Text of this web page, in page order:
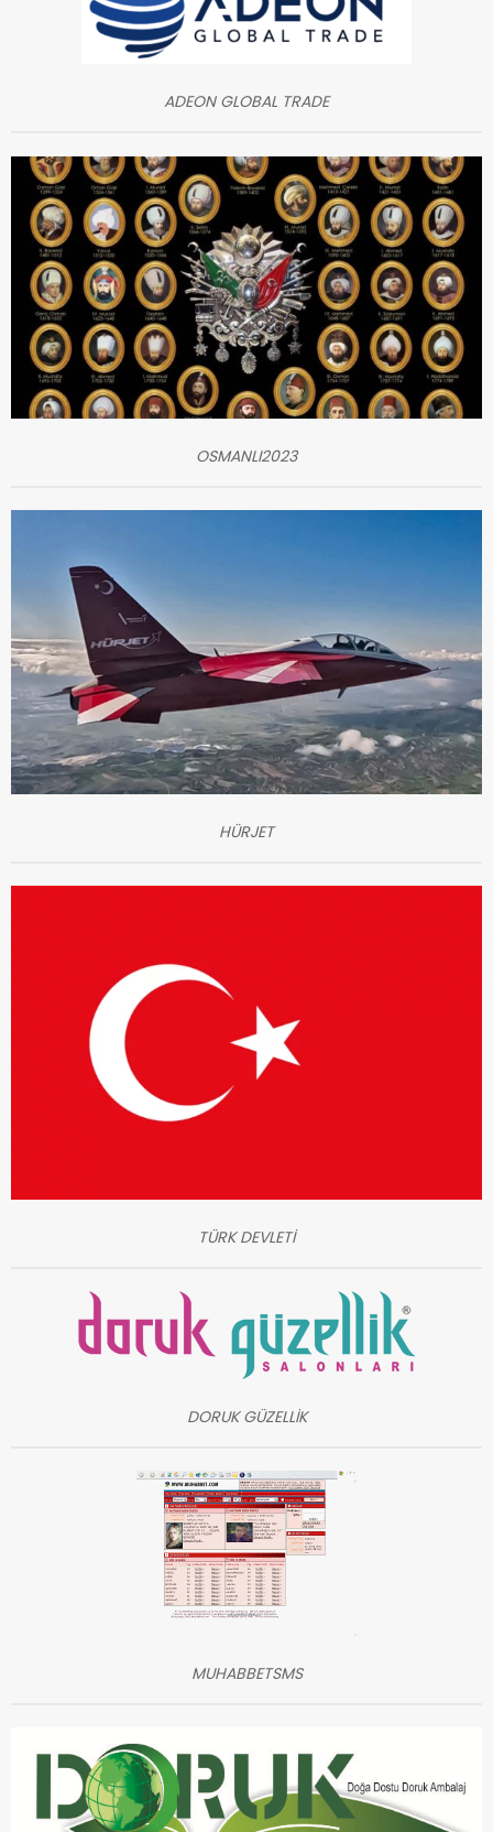
ADEON GLOBAL TRADE
OSMANLI2023
HÜRJET
TÜRK DEVLETİ
DORUK GÜZELLİK
MUHABBETSMS